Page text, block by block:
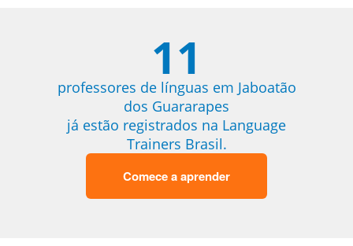
11
professores de línguas em Jaboatão
dos Guararapes
já estão registrados na Language
Trainers Brasil.
Comece a aprender